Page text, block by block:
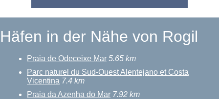
Häfen in der Nähe von Rogil
Praia de Odeceixe Mar 5.65 km
Parc naturel du Sud-Ouest Alentejano et Costa
Vicentina 7.4 km
Praia da Azenha do Mar 7.92 km